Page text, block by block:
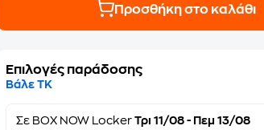
Προσθήκη στο καλάθι
Επιλογές παράδοσης
Βάλε ΤΚ
Σε BOX NOW Locker Τρι 11/08 - Πεμ 13/08